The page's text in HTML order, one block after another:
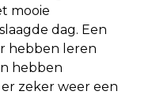
mooie
dag. Een
hebben leren
hebben
zeker weer een